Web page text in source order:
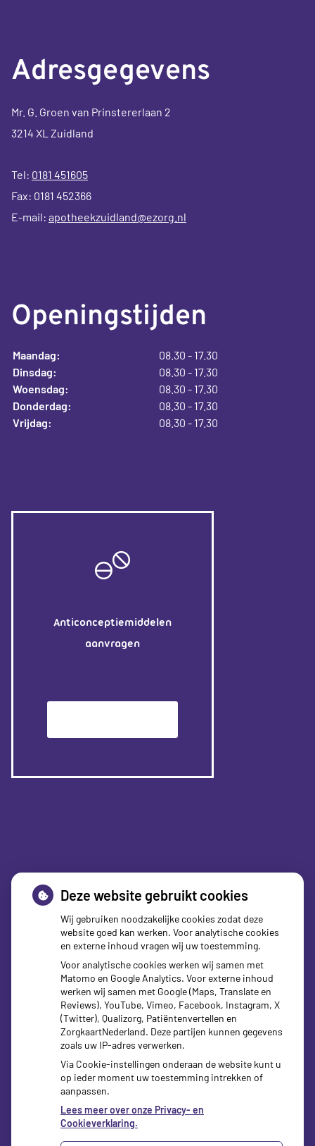
Adresgegevens
Mr. G. Groen van Prinstererlaan 2
3214 XL Zuidland
Tel: 0181 451605
Fax: 0181 452366
E-mail: apotheekzuidland@ezorg.nl
Openingstijden
Maandag:
08.30 - 17.30
Dinsdag:
08.30 - 17.30
Woensdag:
08.30 - 17.30
Donderdag:
08.30 - 17.30
Vrijdag:
08.30 - 17.30
Anticonceptiemiddelen
aanvragen
zorgverzekeraars
Deze website gebruikt cookies
Wij gebruiken noodzakelijke cookies zodat deze
website goed kan werken. Voor analytische cookies
en externe inhoud vragen wij uw toestemming.
Voor analytische cookies werken wij samen met
Matomo en Google Analytics. Voor externe inhoud
werken wij samen met Google (Maps, Translate en
Reviews), YouTube, Vimeo, Facebook, Instagram, X
(Twitter), Qualizorg, Patiëntenvertellen en
ZorgkaartNederland. Deze partijen kunnen gegevens
zoals uw IP-adres verwerken.
Via Cookie-instellingen onderaan de website kunt u
op ieder moment uw toestemming intrekken of
aanpassen.
Lees meer over onze Privacy- en
Cookieverklaring.